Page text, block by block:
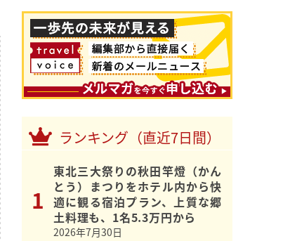
ランキング（直近7日間）
東北三大祭りの秋田竿燈（かん
とう）まつりをホテル内から快
適に観る宿泊プラン、上質な郷
土料理も、1名5.3万円から
2026年7月30日